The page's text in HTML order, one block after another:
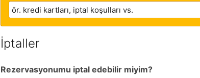
İptaller
Rezervasyonumu iptal edebilir miyim?